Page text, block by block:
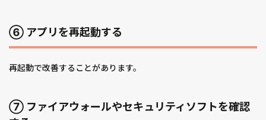
⑥ アプリを再起動する
再起動で改善することがあります。
⑦ ファイアウォールやセキュリティソフトを確認